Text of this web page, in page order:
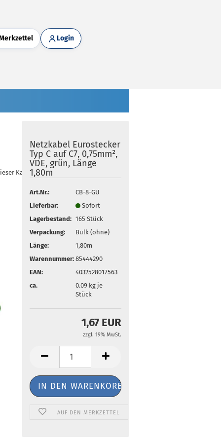
Login
Kategorie
Netzkabel Eurostecker
Typ C auf C7, 0,75mm²,
VDE, grün, Länge
1,80m
Art.Nr.:
CB-8-GU
Lieferbar:
Sofort
Lagerbestand: 165 Stück
Verpackung:
Bulk (ohne)
Länge:
1,80m
Warennummer: 85444290
EAN:
4032528017563
ca.
0.09kg je
Stück
1,67 EUR
zzgl. 19% MwSt.
AUF DEN MERKZETTEL